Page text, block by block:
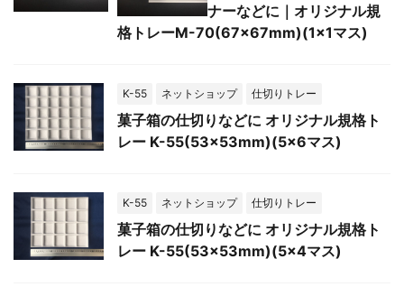
ナーなどに｜オリジナル規
格トレーM-70(67×67mm)(1×1マス)
K-55 ネットショップ 仕切りトレー
菓子箱の仕切りなどに オリジナル規格ト
レー K-55(53×53mm)(5×6マス)
K-55 ネットショップ 仕切りトレー
菓子箱の仕切りなどに オリジナル規格ト
レー K-55(53×53mm)(5×4マス)